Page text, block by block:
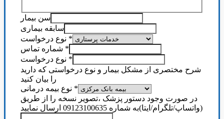
سن بیمار
سابقه بیماری
*
*
*
شرح مختصری از مشکل بیمار و نوع درخواستی که دارید
را بیان کنید
*
در صورت وجود دستور پزشک ،تصویر نسخه را از طریق
(واتساپ/تلگرام/ایتا)به شماره 09123100635 ارسال نمایید